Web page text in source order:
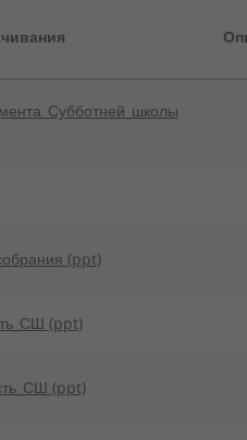
(ppt)
(ppt)
(ppt)